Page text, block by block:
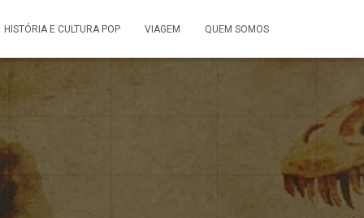
HISTÓRIA E CULTURA POP VIAGEM QUEM SOMOS